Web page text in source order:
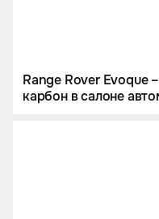
Range Rover Evoque
карбон в салоне